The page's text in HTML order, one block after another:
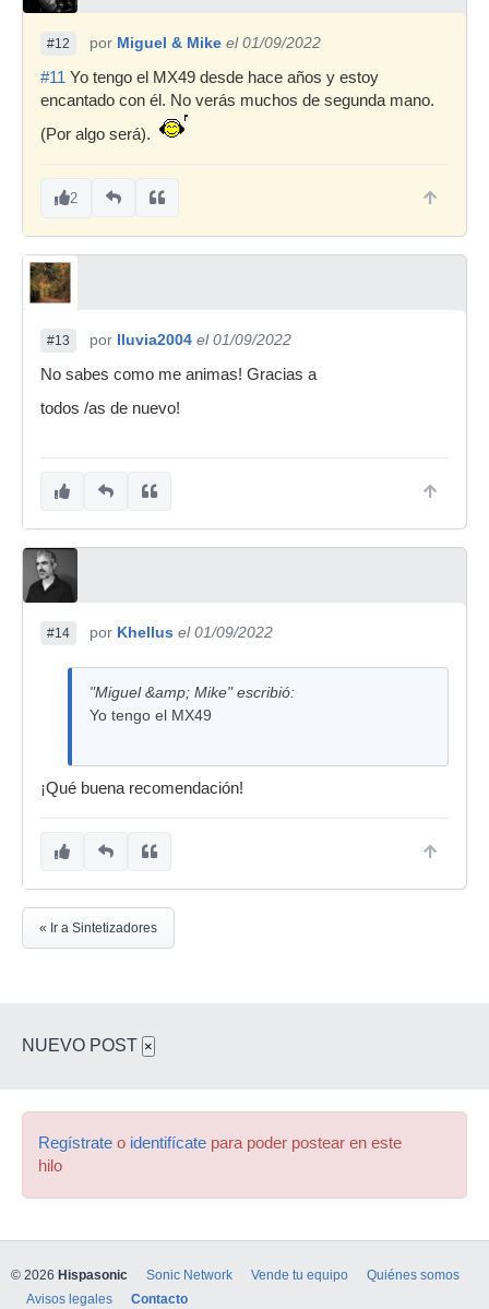
#12 por Miguel & Mike el 01/09/2022
#11 Yo tengo el MX49 desde hace años y estoy
encantado con él. No verás muchos de segunda mano.
(Por algo será).
2
#13 por lluvia2004 el 01/09/2022
No sabes como me animas! Gracias a
todos /as de nuevo!
#14 por Khellus el 01/09/2022
"Miguel &amp; Mike" escribió:
Yo tengo el MX49
¡Qué buena recomendación!
« Ir a Sintetizadores
NUEVO POST ×
Regístrate o identifícate para poder postear en este
hilo
© 2026 Hispasonic Sonic Network Vende tu equipo
Quiénes somos
Avisos legales
Contacto